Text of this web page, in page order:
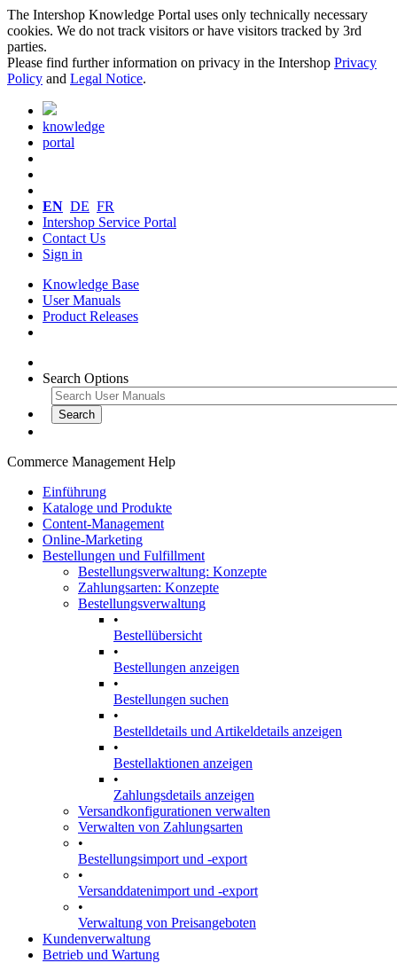
The Intershop Knowledge Portal uses only technically necessary
cookies. We do not track visitors or have visitors tracked by 3rd
parties.
Please find further information on privacy in the Intershop Privacy
Policy and Legal Notice.
knowledge
portal
EN DE FR
Intershop Service Portal
Contact Us
Sign in
Knowledge Base
User Manuals
Product Releases
Search Options
Commerce Management Help
Einführung
Kataloge und Produkte
Content-Management
Online-Marketing
Bestellungen und Fulfillment
Bestellungsverwaltung: Konzepte
Zahlungsarten: Konzepte
Bestellungsverwaltung
•
Bestellübersicht
•
Bestellungen anzeigen
•
Bestellungen suchen
•
Bestelldetails und Artikeldetails anzeigen
•
Bestellaktionen anzeigen
•
Zahlungsdetails anzeigen
Versandkonfigurationen verwalten
Verwalten von Zahlungsarten
•
Bestellungsimport und -export
•
Versanddatenimport und -export
•
Verwaltung von Preisangeboten
Kundenverwaltung
Betrieb und Wartung